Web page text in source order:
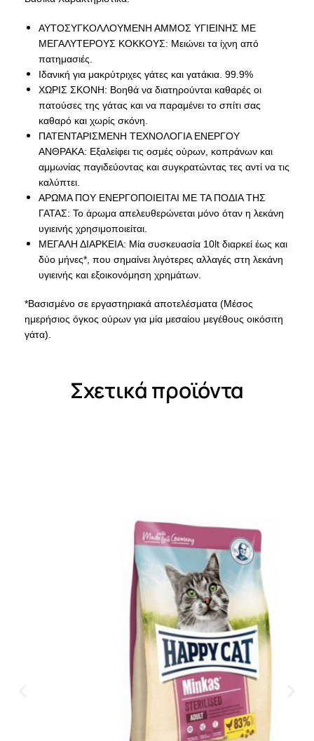
ΑΥΤΟΣΥΓΚΟΛΛΟΥΜΕΝΗ ΑΜΜΟΣ ΥΓΙΕΙΝΗΣ ΜΕ
ΜΕΓΑΛΥΤΕΡΟΥΣ ΚΟΚΚΟΥΣ: Μειώνει τα ίχνη από
πατημασιές.
Ιδανική για μακρύτριχες γάτες και γατάκια. 99.9%
ΧΩΡΙΣ ΣΚΟΝΗ: Βοηθά να διατηρούνται καθαρές οι
πατούσες της γάτας και να παραμένει το σπίτι σας
καθαρό και χωρίς σκόνη.
ΠΑΤΕΝΤΑΡΙΣΜΕΝΗ ΤΕΧΝΟΛΟΓΙΑ ΕΝΕΡΓΟΥ
ΑΝΘΡΑΚΑ: Εξαλείφει τις οσμές ούρων, κοπράνων και
αμμωνίας παγιδεύοντας και συγκρατώντας τες αντί να τις
καλύπτει.
ΑΡΩΜΑ ΠΟΥ ΕΝΕΡΓΟΠΟΙΕΙΤΑΙ ΜΕ ΤΑ ΠΟΔΙΑ ΤΗΣ
ΓΑΤΑΣ: Το άρωμα απελευθερώνεται μόνο όταν η λεκάνη
υγιεινής χρησιμοποιείται.
ΜΕΓΑΛΗ ΔΙΑΡΚΕΙΑ: Μία συσκευασία 10lt διαρκεί έως και
δύο μήνες*, που σημαίνει λιγότερες αλλαγές στη λεκάνη
υγιεινής και εξοικονόμηση χρημάτων.
*Βασισμένο σε εργαστηριακά αποτελέσματα (Μέσος
ημερήσιος όγκος ούρων για μία μεσαίου μεγέθους οικόσιτη
γάτα).
Σχετικά προϊόντα